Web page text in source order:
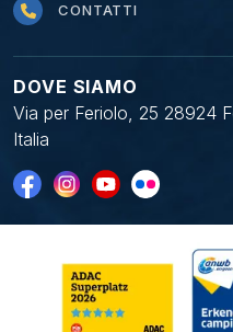
CONTATTI
DOVE SIAMO
Via per Feriolo, 25 28924
Italia